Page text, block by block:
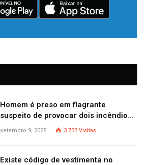
Homem é preso em flagrante
suspeito de provocar dois incêndios
criminosos no mesmo dia
setembro 9, 2025 3.733 Visitas
Existe código de vestimenta no